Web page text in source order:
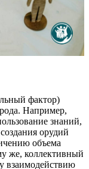
фактор)
Например,
знаний,
орудий
объема
же, коллективный
взаимодействию